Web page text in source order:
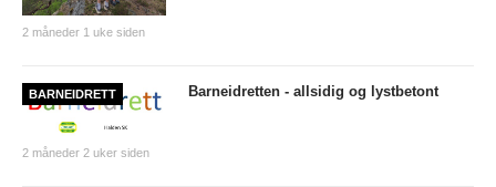
HANDLINGSDOKUMENT
Årsberetninger
Tiomila "Hall of Fame"
2 måneder 1 uke siden
BARNEIDRETT
2 måneder 2 uker siden
Barneidretten - allsidig og lystbetont